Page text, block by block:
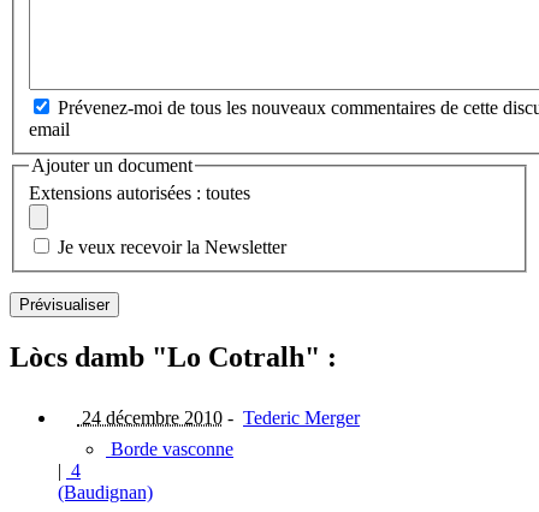
Prévenez-moi de tous les nouveaux commentaires de cette
email
Ajouter un document
Extensions autorisées : toutes
Je veux recevoir la Newsletter
Lòcs damb "Lo Cotralh" :
24 décembre 2010 - Tederic Merger
Borde vasconne
| 4
(Baudignan)